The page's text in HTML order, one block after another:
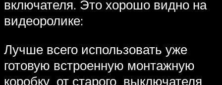
включателя. Это хорошо видно на
видеоролике:
Лучше всего использовать уже
готовую встроенную монтажную
коробку от старого выключателя